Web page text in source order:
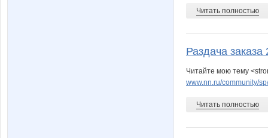
Читать полностью
Раздача
Читайте мою тему
www.nn.ru/community/
Читать полностью